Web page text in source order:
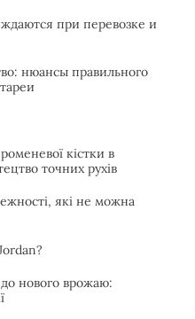
при перевозке и
нюансы правильного
кістки в
точних рухів
які не можна
нового врожаю: